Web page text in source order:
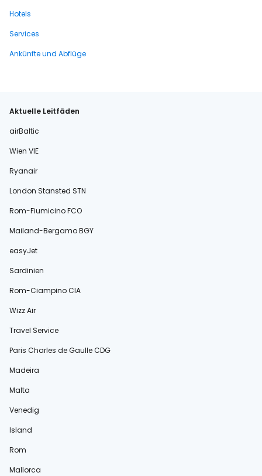
Hotels
Services
Ankünfte und Abflüge
Aktuelle Leitfäden
airBaltic
Wien VIE
Ryanair
London Stansted STN
Rom-Fiumicino FCO
Mailand-Bergamo BGY
easyJet
Sardinien
Rom-Ciampino CIA
Wizz Air
Travel Service
Paris Charles de Gaulle CDG
Madeira
Malta
Venedig
Island
Rom
Mallorca